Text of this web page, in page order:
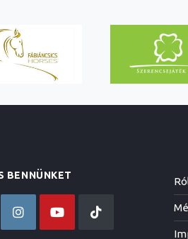
BENNÜNKET